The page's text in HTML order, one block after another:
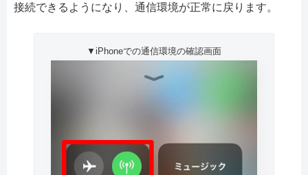
接続できるようになり、通信環境が正常に戻ります。
▼iPhoneでの通信環境の確認画面